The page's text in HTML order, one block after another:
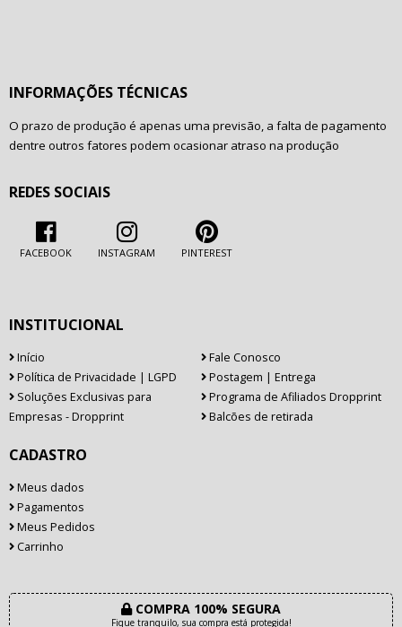
INFORMAÇÕES TÉCNICAS
O prazo de produção é apenas uma previsão, a falta de pagamento
dentre outros fatores podem ocasionar atraso na produção
REDES SOCIAIS
FACEBOOK INSTAGRAM PINTEREST
INSTITUCIONAL
Início
Fale Conosco
Política de Privacidade | LGPD
Postagem | Entrega
Soluções Exclusivas para
Empresas - Dropprint
Programa de Afiliados Dropprint
Balcões de retirada
CADASTRO
Meus dados
Pagamentos
Meus Pedidos
Carrinho
COMPRA 100% SEGURA
Fique tranquilo, sua compra está protegida!